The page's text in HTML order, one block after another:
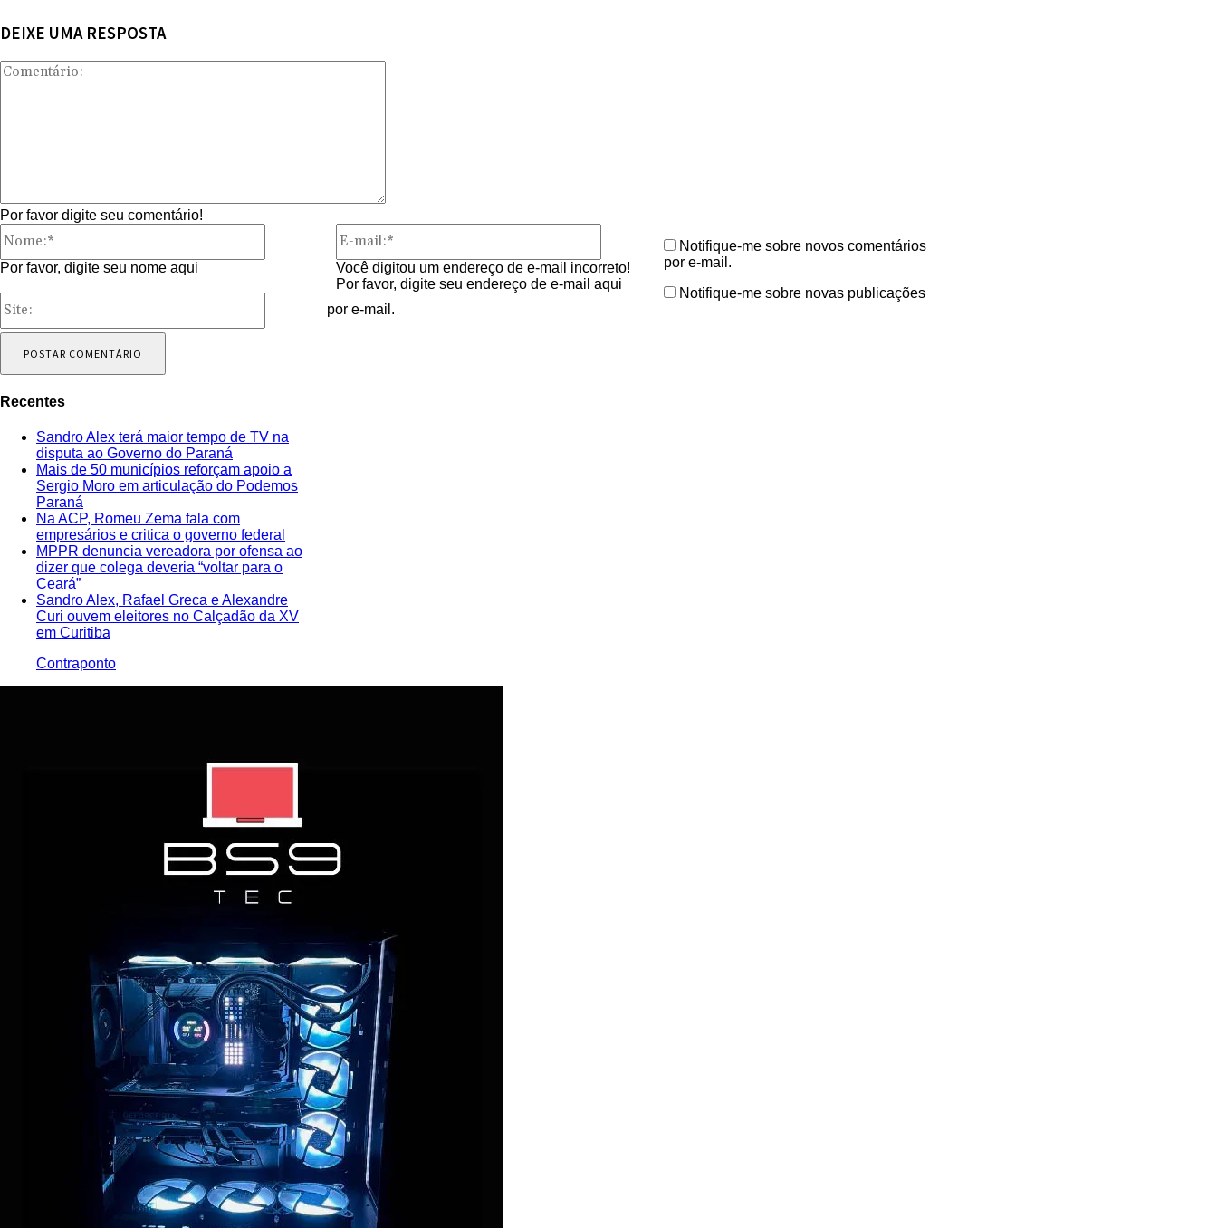
DEIXE UMA RESPOSTA
Por favor digite seu comentário!
Por favor, digite seu nome aqui
Você digitou um endereço de e-mail incorreto!
Por favor, digite seu endereço de e-mail aqui
Notifique-me sobre novos comentários
por e-mail.
Notifique-me sobre novas publicações
por e-mail.
Recentes
Sandro Alex terá maior tempo de TV na
disputa ao Governo do Paraná
Mais de 50 municípios reforçam apoio a
Sergio Moro em articulação do Podemos
Paraná
Na ACP, Romeu Zema fala com
empresários e critica o governo federal
MPPR denuncia vereadora por ofensa ao
dizer que colega deveria “voltar para o
Ceará”
Sandro Alex, Rafael Greca e Alexandre
Curi ouvem eleitores no Calçadão da XV
em Curitiba
Contraponto